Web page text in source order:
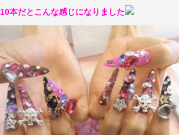
10本だとこんな感じになりました